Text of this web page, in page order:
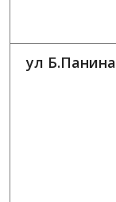
ул Б.Панина